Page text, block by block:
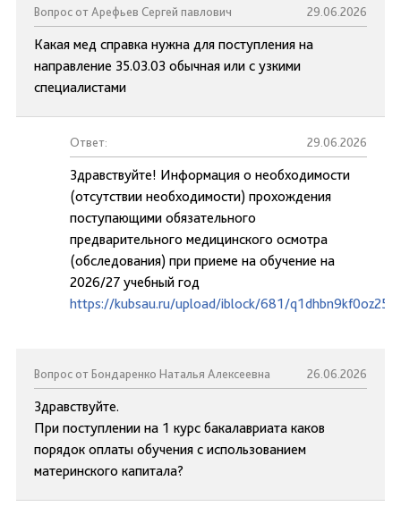
Вопрос от Арефьев Сергей павлович 29.06.2026
Какая мед справка нужна для поступления на
направление 35.03.03 обычная или с узкими
специалистами
Ответ: 29.06.2026
Здравствуйте! Информация о необходимости
(отсутствии необходимости) прохождения
поступающими обязательного
предварительного медицинского осмотра
(обследования) при приеме на обучение на
2026/27 учебный год
https://kubsau.ru/upload/iblock/681/
Вопрос от Бондаренко Наталья Алексеевна 26.06.2026
Здравствуйте.
При поступлении на 1 курс бакалавриата каков
порядок оплаты обучения с использованием
материнского капитала?